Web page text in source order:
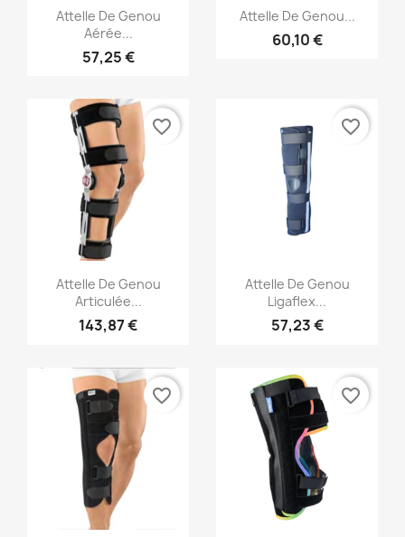
Aperçu rapide
Attelle De Genou
Aérée...
57,25 €
Aperçu rapide
Attelle De Genou...
60,10 €
Aperçu rapide
Attelle De Genou
Articulée...
143,87 €
favorite_border
Aperçu rapide
Attelle De Genou
Ligaflex...
57,23 €
favorite_border
favorite_border favorite_border